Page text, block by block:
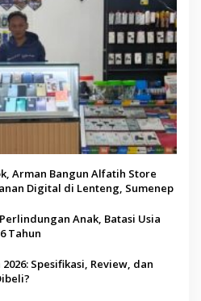
Arman Bangun Alfatih Store
Digital di Lenteng, Sumenep
Anak, Batasi Usia
Tahun
Spesifikasi, Review, dan